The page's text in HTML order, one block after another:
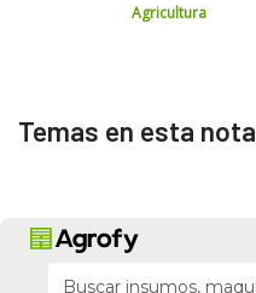
Agricultura
Temas en esta nota